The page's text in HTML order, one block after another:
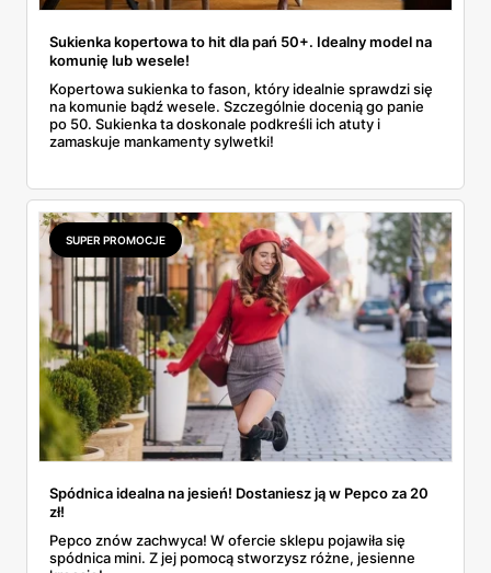
Sukienka kopertowa to hit dla pań 50+. Idealny model na
komunię lub wesele!
Kopertowa sukienka to fason, który idealnie sprawdzi się
na komunie bądź wesele. Szczególnie docenią go panie
po 50. Sukienka ta doskonale podkreśli ich atuty i
zamaskuje mankamenty sylwetki!
SUPER PROMOCJE
Spódnica idealna na jesień! Dostaniesz ją w Pepco za 20
zł!
Pepco znów zachwyca! W ofercie sklepu pojawiła się
spódnica mini. Z jej pomocą stworzysz różne, jesienne